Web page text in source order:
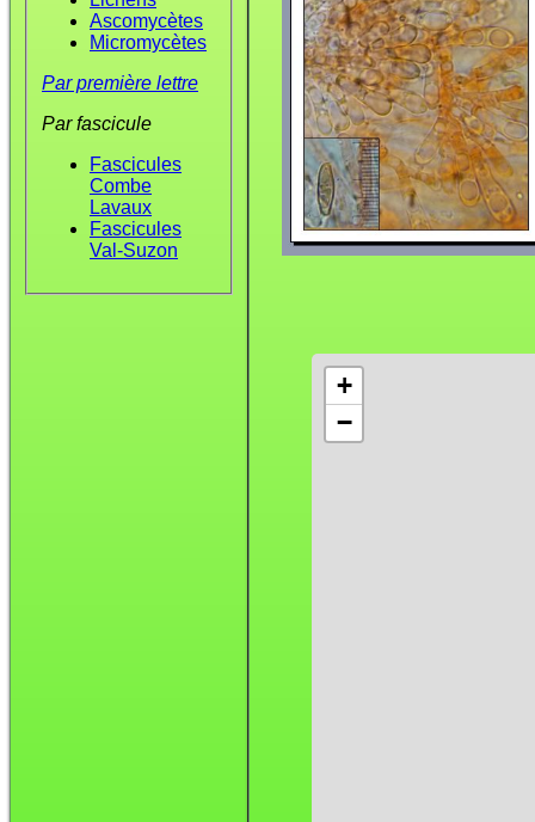
Ascomycètes
Micromycètes
Par première lettre
Par fascicule
Fascicules
Combe
Lavaux
Fascicules
Val-Suzon
+
−